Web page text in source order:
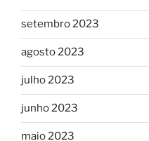
setembro 2023
agosto 2023
julho 2023
junho 2023
maio 2023